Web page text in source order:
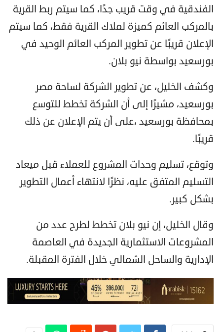
الفندقية في وقت قريب جدًا، كما سيتم ربط القرية
بالمركب العائم كميزة لملاك القرية فقط، كما سيتم
الإعلان قريبًا عن تطوير المركب العائم الوحيد في
بورسعيد بواسطة نيو بلان.
وكشف الخليل، عن تطوير الشركة لساحة مصر
بورسعيد، مشيرًا إلى أن الشركة تخطط للتوسع
بمحافظة بورسعيد ،على أن يتم الإعلان عن ذلك
قريبًا.
وتوقع، تسليم وحدات المشروع للعملاء قبل ميعاد
التسليم المتفق عليه، نظرًا لانتهاء أعمال التطوير
بشكل كبير.
وقال الخليل، إن نيو بلان تخطط لطرح عدد من
المشروعات الاستثمارية الجديدة في العاصمة
الإدارية والساحل الشمالي خلال الفترة المقبلة.